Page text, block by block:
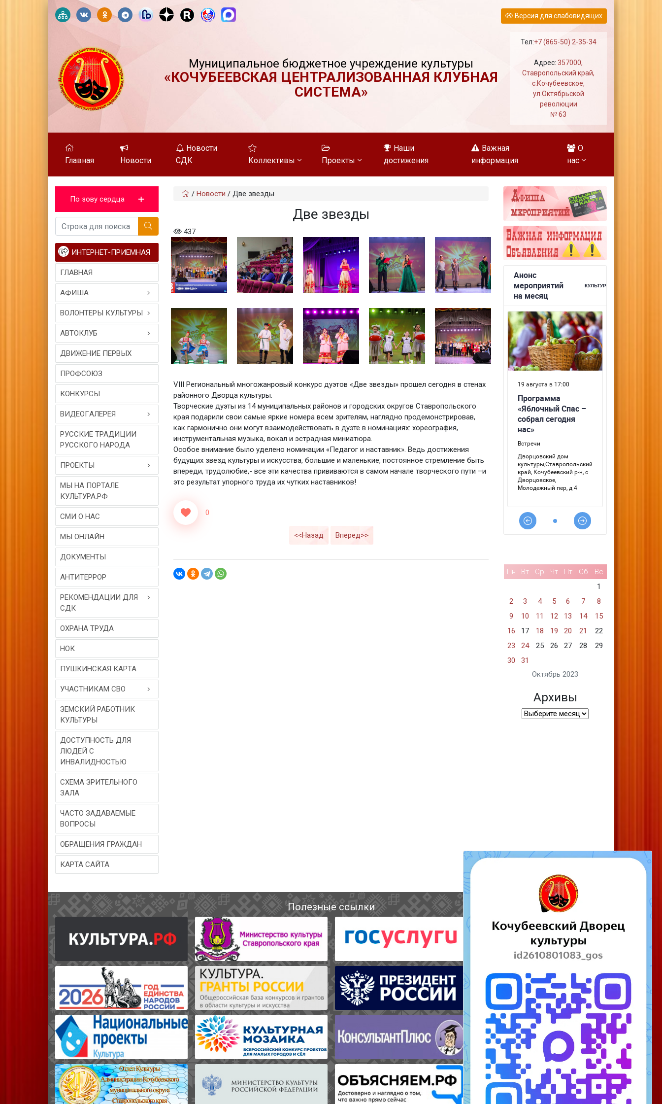
Версия для слабовидящих
Муниципальное бюджетное учреждение культуры
«КОЧУБЕЕВСКАЯ ЦЕНТРАЛИЗОВАННАЯ КЛУБНАЯ
СИСТЕМА»
Тел:+7 (865-50) 2-35-34
Адрес:357000,
Ставропольский край,
с.Кочубеевское,
ул.Октябрьской
революции
№ 63
Главная Новости
Новости
СДК
Коллективы Проекты
Наши
достижения
Важная
информация
О
нас
По зову сердца
ИНТЕРНЕТ-ПРИЕМНАЯ
ГЛАВНАЯ
АФИША
ВОЛОНТЕРЫ КУЛЬТУРЫ
АВТОКЛУБ
ДВИЖЕНИЕ ПЕРВЫХ
ПРОФСОЮЗ
КОНКУРСЫ
ВИДЕОГAЛЕРЕЯ
РУССКИЕ ТРАДИЦИИ
РУССКОГО НАРОДА
ПРОЕКТЫ
МЫ НА ПОРТАЛЕ
КУЛЬТУРА.РФ
СМИ О НАС
МЫ ОНЛАЙН
ДОКУМЕНТЫ
АНТИТЕРРОР
РЕКОМЕНДАЦИИ ДЛЯ
СДК
ОХРАНА ТРУДА
НОК
ПУШКИНСКАЯ КАРТА
УЧАСТНИКАМ СВО
ЗЕМСКИЙ РАБОТНИК
КУЛЬТУРЫ
ДОСТУПНОСТЬ ДЛЯ
ЛЮДЕЙ С
ИНВАЛИДНОСТЬЮ
СХЕМА ЗРИТЕЛЬНОГО
ЗАЛА
ЧАСТО ЗАДАВАЕМЫЕ
ВОПРОСЫ
ОБРАЩЕНИЯ ГРАЖДАН
КАРТА САЙТА
/ Новости / Две звезды
Две звезды
437
VIII Региональный многожанровый конкурс дуэтов «Две звезды» прошел сегодня в стенах
районного Дворца культуры.
Творческие дуэты из 14 муниципальных районов и городских округов Ставропольского
края подарили свои самые яркие номера всем зрителям, наглядно продемонстрировав,
как гармонично они могут взаимодействовать в дуэте в номинациях: хореография,
инструментальная музыка, вокал и эстрадная миниатюра.
Особое внимание было уделено номинации «Педагог и наставник». Ведь достижения
будущих звезд культуры и искусства, большие и маленькие, постоянное стремление быть
впереди, трудолюбие,- все эти качества прививаются в самом начале творческого пути –и
это результат упорного труда их чутких наставников!
0
<<Назад Вперед>>
Октябрь 2023
Пн Вт Ср Чт Пт Сб
Вс
1
2
3 4 5 6 7
8
9
10 11 12 13 14
15
16
17 18 19 20 21
22
23
24 25 26 27 28
29
30
31
Архивы
Архивы
Полезные ссылки